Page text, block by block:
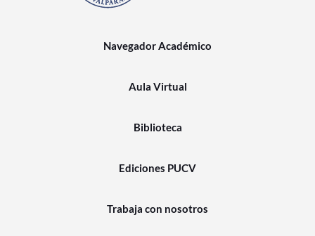
Navegador Académico
Aula Virtual
Biblioteca
Ediciones PUCV
Trabaja con nosotros